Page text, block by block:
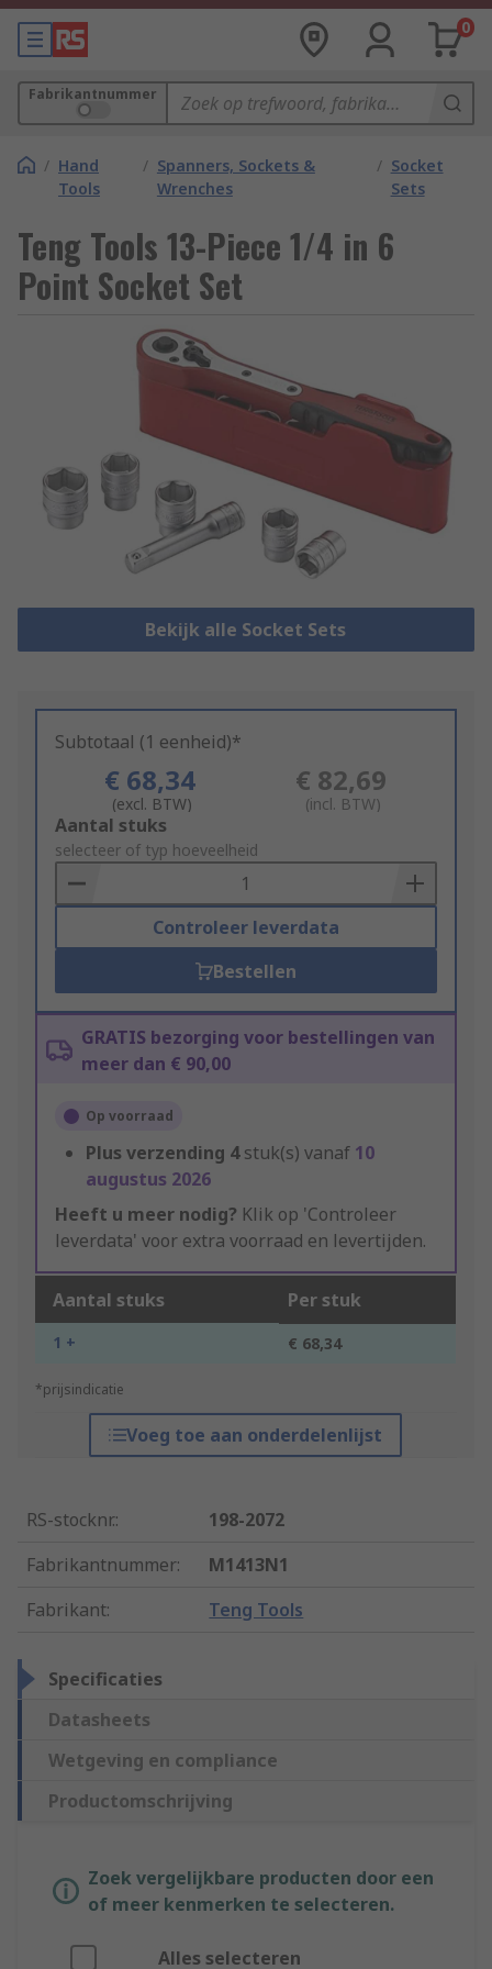
0
Fabrikantnummer
/ Hand
Tools
/ Spanners, Sockets &
Wrenches
/ Socket
Sets
Teng Tools 13-Piece 1/4 in 6
Point Socket Set
Bekijk alle Socket Sets
Subtotaal (1 eenheid)*
€ 68,34
(excl. BTW)
€ 82,69
(incl. BTW)
Add
to
Basket
Aantal stuks
selecteer of typ hoeveelheid
Controleer leverdata
Bestellen
GRATIS bezorging voor bestellingen van
meer dan € 90,00
Op voorraad
Plus verzending 4stuk(s) vanaf 10
augustus 2026
Heeft u meer nodig? Klik op 'Controleer
leverdata' voor extra voorraad en levertijden.
Aantal stuks Per stuk
1 + € 68,34
*prijsindicatie
Voeg toe aan onderdelenlijst
RS-stocknr.:
198-2072
Fabrikantnummer:
M1413N1
Fabrikant: Teng Tools
Specificaties
Datasheets
Wetgeving en compliance
Productomschrijving
Zoek vergelijkbare producten door een
of meer kenmerken te selecteren.
Alles selecteren